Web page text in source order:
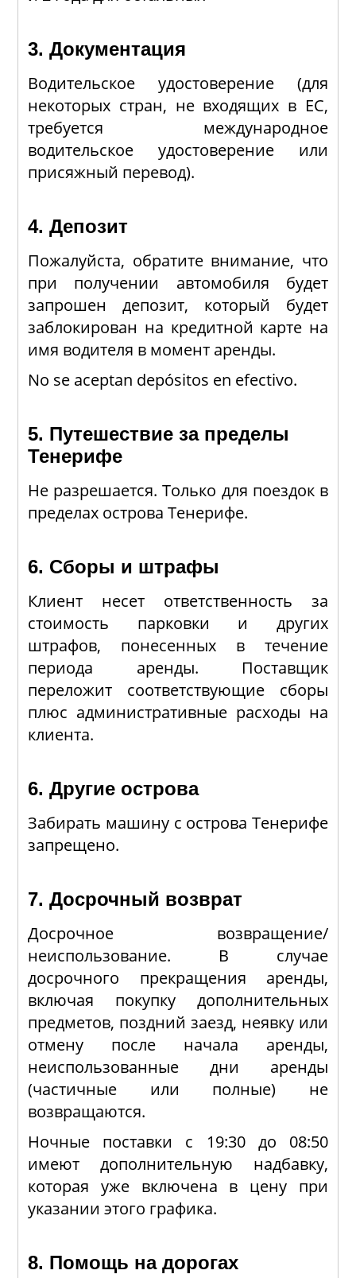
3. Документация
Водительское удостоверение (для
некоторых стран, не входящих в ЕС,
требуется международное
водительское удостоверение или
присяжный перевод).
4. Депозит
Пожалуйста, обратите внимание, что
при получении автомобиля будет
запрошен депозит, который будет
заблокирован на кредитной карте на
имя водителя в момент аренды.
No se aceptan depósitos en efectivo.
5. Путешествие за пределы
Тенерифе
Не разрешается. Только для поездок в
пределах острова Тенерифе.
6. Сборы и штрафы
Клиент несет ответственность за
стоимость парковки и других
штрафов, понесенных в течение
периода аренды. Поставщик
переложит соответствующие сборы
плюс административные расходы на
клиента.
6. Другие острова
Забирать машину с острова Тенерифе
запрещено.
7. Досрочный возврат
Досрочное возвращение/
неиспользование. В случае
досрочного прекращения аренды,
включая покупку дополнительных
предметов, поздний заезд, неявку или
отмену после начала аренды,
неиспользованные дни аренды
(частичные или полные) не
возвращаются.
Ночные поставки с 19:30 до 08:50
имеют дополнительную надбавку,
которая уже включена в цену при
указании этого графика.
8. Помощь на дорогах